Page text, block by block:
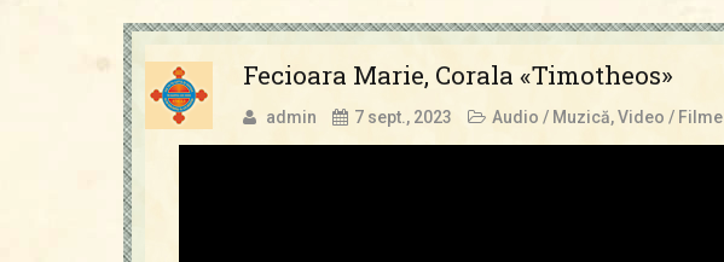
Fecioara Marie, Corala «Timotheos»
admin 7 sept., 2023 Audio / Muzică,Video / Filme